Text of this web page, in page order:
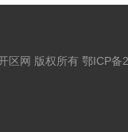
区网 版权所有 鄂ICP备